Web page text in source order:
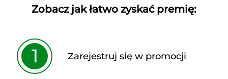
Zobacz jak łatwo zyskać premię:
1 Zarejestruj się w promocji